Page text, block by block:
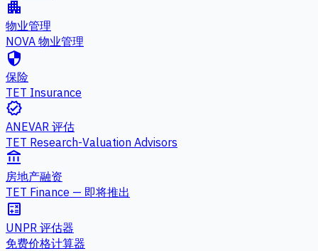
apartment
物业管理
NOVA 物业管理
security
保险
TET Insurance
verified
ANEVAR 评估
TET Research-Valuation Advisors
account_balance
房地产融资
TET Finance — 即将推出
calculate
UNPR 评估器
免费价格计算器